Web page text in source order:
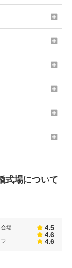
式場について
会場 4.5
4.6
4.6